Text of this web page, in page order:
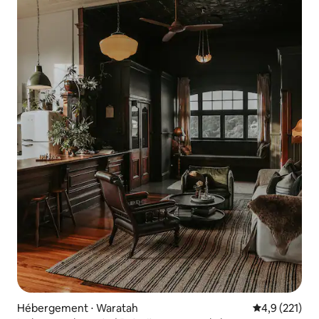
Hébergement ⋅ Waratah Évaluation
4,9 (221)